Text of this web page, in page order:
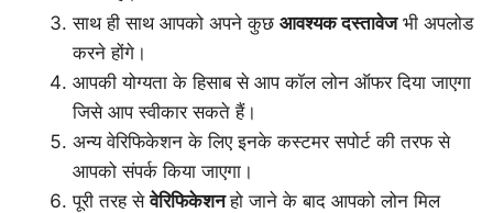
साथ ही साथ आपको अपने कुछ आवश्यक दस्तावेजभी अपलोड
करने होंगे।
आपकी योग्यता के हिसाब से आप कॉल लोन ऑफर दिया जाएगा
जिसे आप स्वीकार सकते हैं।
अन्य वेरिफिकेशन के लिए इनके कस्टमर सपोर्ट की तरफ से
आपको संपर्क किया जाएगा।
पूरी तरह सेवेरिफिकेशन हो जाने के बाद आपको लोन मिल